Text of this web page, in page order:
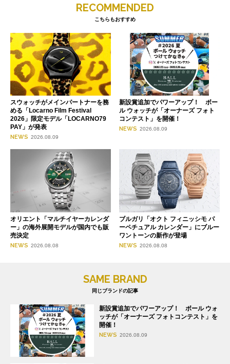
RECOMMENDED
こちらもおすすめ
スウォッチがメインパートナーを務
める「Locarno Film Festival
2026」限定モデル「LOCARNO79
PAY」が発表
NEWS 2026.08.09
新設賞追加でパワーアップ！ ボー
ル ウォッチが「オーナーズ フォト
コンテスト」を開催！
NEWS 2026.08.09
オリエント「マルチイヤーカレンダ
ー」の海外展開モデルが国内でも販
売決定
NEWS 2026.08.08
ブルガリ「オクト フィニッシモ パ
ーペチュアル カレンダー」にブルー
ワントーンの新作が登場
NEWS 2026.08.08
SAME BRAND
同じブランドの記事
新設賞追加でパワーアップ！ ボール ウォ
ッチが「オーナーズ フォトコンテスト」を
開催！
NEWS 2026.08.09